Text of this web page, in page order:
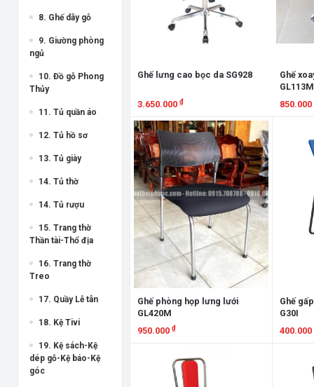
8. Ghế dây gỗ
9. Giường phòng
ngủ
10. Đồ gỗ Phong
Thủy
11. Tủ quần áo
12. Tủ hồ sơ
13. Tủ giày
14. Tủ thờ
14. Tủ rượu
15. Trang thờ
Thần tài-Thổ địa
16. Trang thờ
Treo
17. Quầy Lễ tân
18. Kệ Tivi
19. Kệ sách-Kệ
dép gỗ-Kệ báo-Kệ
góc
Ghế lưng cao bọc da SG928
3.650.000 ₫
Xem chi tiết
Ghế
850.000
Ghế phòng họp lưng lưới
GL420M
950.000 ₫
Ghế
G30I
400.000